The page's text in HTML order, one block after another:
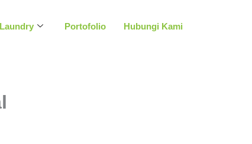
Portofolio Hubungi Kami